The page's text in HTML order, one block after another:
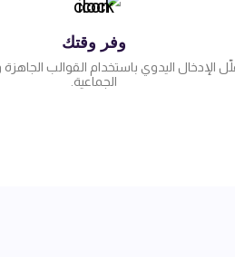
وفر وقتك
الإدخال اليدوي باستخدام القوالب الجاهزة
الجماعية.